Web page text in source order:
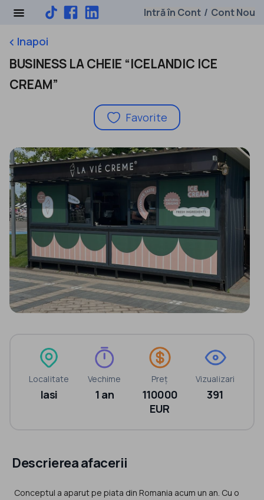
Intră în Cont / Cont Nou
keyboard_arrow_leftInapoi
BUSINESS LA CHEIE “ICELANDIC ICE
CREAM”
Favorite
Localitate
Iasi
Vechime
1 an
Preț
110000
EUR
Vizualizari
391
Descrierea afacerii
Conceptul a aparut pe piata din Romania acum un an. Cu o